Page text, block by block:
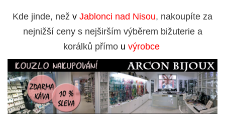
Kde jinde, než v Jablonci nad Nisou, nakoupíte za
nejnižší ceny s nejširším výběrem bižuterie a
korálků přímo u výrobce